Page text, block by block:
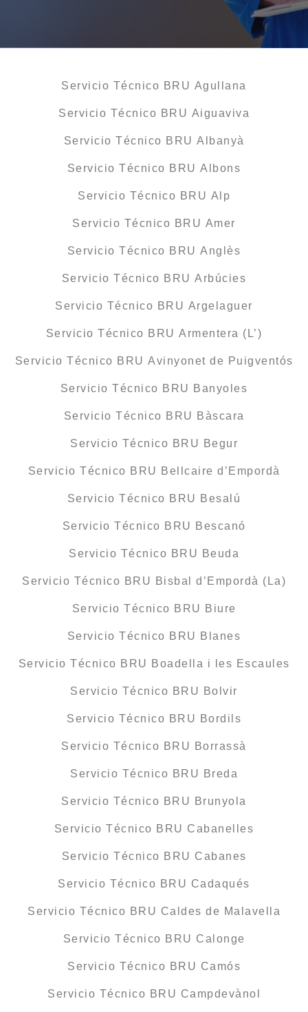
Servicio Técnico BRU Agullana
Servicio Técnico BRU Aiguaviva
Servicio Técnico BRU Albanyà
Servicio Técnico BRU Albons
Servicio Técnico BRU Alp
Servicio Técnico BRU Amer
Servicio Técnico BRU Anglès
Servicio Técnico BRU Arbúcies
Servicio Técnico BRU Argelaguer
Servicio Técnico BRU Armentera (L’)
Servicio Técnico BRU Avinyonet de Puigventós
Servicio Técnico BRU Banyoles
Servicio Técnico BRU Bàscara
Servicio Técnico BRU Begur
Servicio Técnico BRU Bellcaire d’Empordà
Servicio Técnico BRU Besalú
Servicio Técnico BRU Bescanó
Servicio Técnico BRU Beuda
Servicio Técnico BRU Bisbal d’Empordà (La)
Servicio Técnico BRU Biure
Servicio Técnico BRU Blanes
Servicio Técnico BRU Boadella i les Escaules
Servicio Técnico BRU Bolvir
Servicio Técnico BRU Bordils
Servicio Técnico BRU Borrassà
Servicio Técnico BRU Breda
Servicio Técnico BRU Brunyola
Servicio Técnico BRU Cabanelles
Servicio Técnico BRU Cabanes
Servicio Técnico BRU Cadaqués
Servicio Técnico BRU Caldes de Malavella
Servicio Técnico BRU Calonge
Servicio Técnico BRU Camós
Servicio Técnico BRU Campdevànol